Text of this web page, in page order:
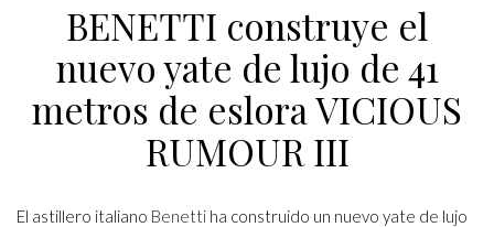
BENETTI construye el
nuevo yate de lujo de 41
metros de eslora VICIOUS
RUMOUR III
El astillero italiano Benetti ha construido un nuevo yate de lujo